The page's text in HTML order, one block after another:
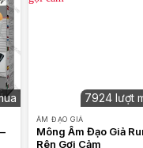
này giúp người dùng có
một cách đa dạng và
giả Jiuai Anime –
7924 lượt
ÂM ĐẠO GIẢ
Mông Âm Đạo Giả
Rên Gợi Cảm